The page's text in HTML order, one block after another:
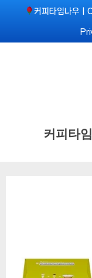
content
커피타임나우
커피타